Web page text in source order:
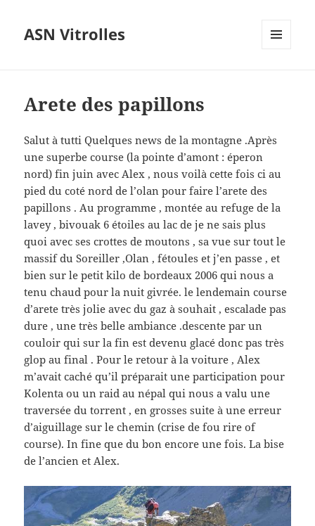
ASN Vitrolles
Arete des papillons
Salut à tutti Quelques news de la montagne .Après
une superbe course (la pointe d’amont : éperon
nord) fin juin avec Alex , nous voilà cette fois ci au
pied du coté nord de l’olan pour faire l’arete des
papillons . Au programme , montée au refuge de la
lavey , bivouak 6 étoiles au lac de je ne sais plus
quoi avec ses crottes de moutons , sa vue sur tout le
massif du Soreiller ,Olan , fétoules et j’en passe , et
bien sur le petit kilo de bordeaux 2006 qui nous a
tenu chaud pour la nuit givrée. le lendemain course
d’arete très jolie avec du gaz à souhait , escalade pas
dure , une très belle ambiance .descente par un
couloir qui sur la fin est devenu glacé donc pas très
glop au final . Pour le retour à la voiture , Alex
m’avait caché qu’il préparait une participation pour
Kolenta ou un raid au népal qui nous a valu une
traversée du torrent , en grosses suite à une erreur
d’aiguillage sur le chemin (crise de fou rire of
course). In fine que du bon encore une fois. La bise
de l’ancien et Alex.